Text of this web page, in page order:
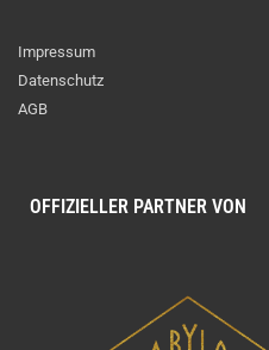
Impressum
Datenschutz
AGB
OFFIZIELLER PARTNER VON